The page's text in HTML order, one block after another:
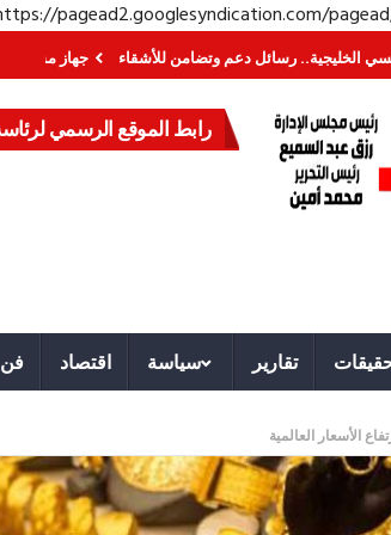
pagead2.googlesyndication.com/
رسائل دعم وتضامن للأشقاء جهاز مستقبل مصر
رابط الموقع الرسمي
تقارير سياسة اقتصاد فن
الأسعار العالمية